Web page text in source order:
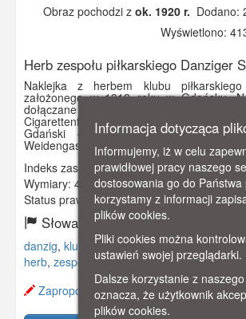
Obraz pochodzi z ok. 1920 r. Dodano:
Wyświetlono:
Herb zespołu piłkarskiego Danziger
Naklejka z herbem klubu
założonego w 1912 roku w Gdańsku.
dołączane do papierosów
Cigarettenfabrik i kolekcjonowane w
Gdański oddział tej berlińskiej firmy
Weidengasse 35-39 (ulica Łąkowa 35-39).
Indeks zasobu:GSP00833
Wymiary: 44 x 34 mm
Status prawny:Użycie Niekomercyjne
Słowa kluczowe:
danzig, klub klub piłkarski ,gdańsk,garbaty
herb, zespołu ,weidengasse, łąkowa,
Zaproponuj zmianę opisu.
Informacja dotycząca
Informujemy, iż w celu
prawidłowej pracy naszego
dostosowania go do Państwa
korzystamy z informacji
plików cookies.
Pliki cookies można
ustawień swojej przeglądarki.
Dalsze korzystanie z
oznacza, że użytkownik
plików cookies.